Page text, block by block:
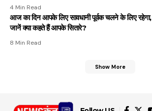
4 Min Read
आज का दिन आपके लिए सावधानी पूर्वक चलने के लिए रहेगा,
जानें क्या कहते हैं आपके सितारे?
8 Min Read
Show More